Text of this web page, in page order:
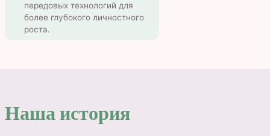
передовых технологий для
более глубокого личностного
роста.
Наша история